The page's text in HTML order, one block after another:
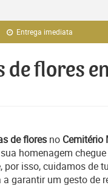
Entrega imediata
flores
de flores no Cemitério
homenagem
isso, cuidamos de
garantir um gesto de